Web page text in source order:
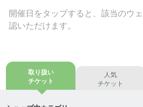
開業のきっかけと想い
て、食べ物は早い者勝ち。
取り合いで育った環境で中学１
り、
気付けば思考も疎くなり、「めん
開催日を タップすると、該当のウ
認いただけます。
取り扱い
チケット
人気
チケット